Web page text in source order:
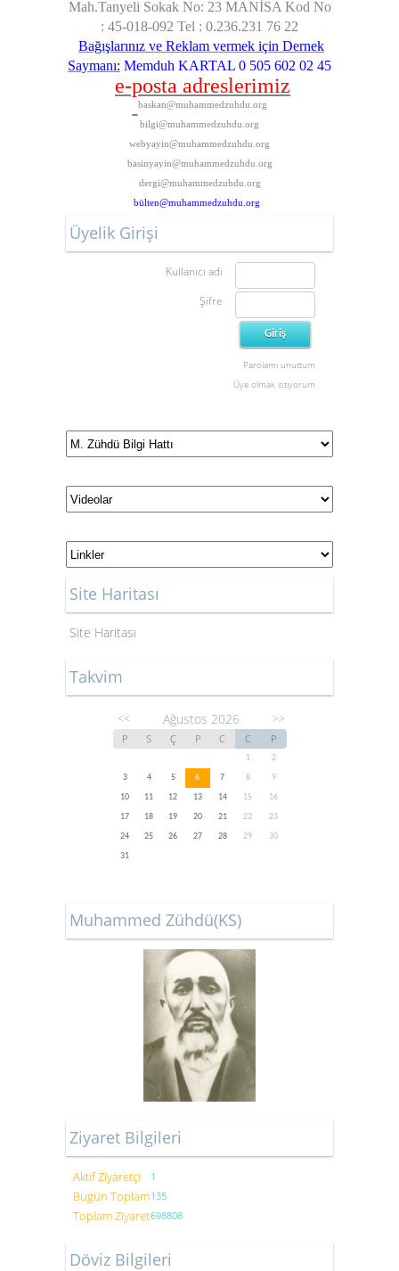
Mah.Tanyeli Sokak No: 23 MANİSA Kod No
: 45-018-092 Tel : 0.236.231 76 22
Bağışlarınız ve Reklam vermek için Dernek
Saymanı: Memduh KARTAL 0 505 602 02 45
e-posta adreslerimiz
baskan@muhammedzuhdu.org
bilgi@muhammedzuhdu.org
webyayin@muhammedzuhdu.org
basinyayin@muhammedzuhdu.org
dergi@muhammedzuhdu.org
bülten@muhammedzuhdu.org
Üyelik Girişi
Kullanıcı adı
Şifre
Parolamı unuttum
Üye olmak istiyorum
Site Haritası
Site Haritası
Takvim
<< Ağustos 2026 >>
P S Ç P C C P
1
2
3
4 5 6 7 8
9
10
11 12 13 14 15
16
17
18 19 20 21 22
23
24
25 26 27 28 29
30
31
Muhammed Zühdü(KS)
Ziyaret Bilgileri
Aktif Ziyaretçi 1
Bugün Toplam135
Toplam Ziyaret698808
Döviz Bilgileri